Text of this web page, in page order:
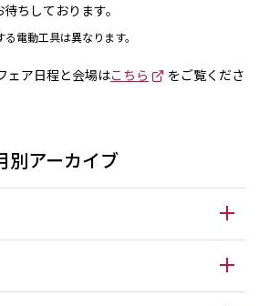
ちしております。
電動工具は異なります。
ェア日程と会場はこちら
をご覧くださ
別アーカイブ